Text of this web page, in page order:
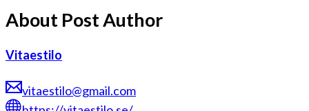
About Post Author
Vitaestilo
vitaestilo@gmail.com